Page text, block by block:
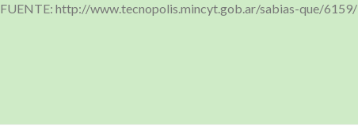
FUENTE: http://www.tecnopolis.mincyt.gob.ar/sabias-que/6159/